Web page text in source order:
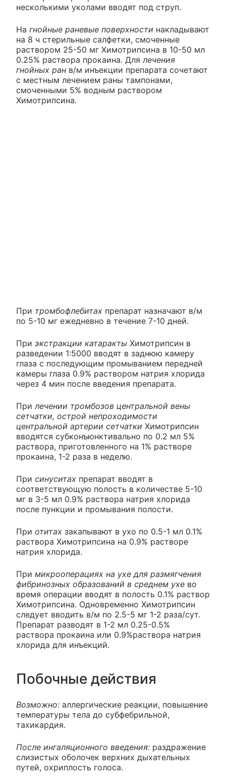
несколькими уколами вводят под струп.
На гнойные раневые поверхности накладывают
на 8 ч стерильные салфетки, смоченные
раствором 25-50 мг Химотрипсина в 10-50 мл
0.25% раствора прокаина. Длялечения
гнойных ран в/м инъекции препарата сочетают
с местным лечением раны тампонами,
смоченными 5% водным раствором
Химотрипсина.
При тромбофлебитах препарат назначают в/м
по 5-10 мг ежедневно в течение 7-10 дней.
При экстракции катаракты Химотрипсин в
разведении 1:5000 вводят в заднюю камеру
глаза с последующим промыванием передней
камеры глаза 0.9% раствором натрия хлорида
через 4 мин после введения препарата.
Прилечении тромбозов центральной вены
сетчатки, острой непроходимости
центральной артерии сетчатки Химотрипсин
вводятся субконъюнктивально по 0.2 мл 5%
раствора, приготовленного на 1% растворе
прокаина, 1-2 раза в неделю.
При синуситах препарат вводят в
соответствующую полость в количестве 5-10
мг в 3-5 мл 0.9% раствора натрия хлорида
после пункции и промывания полости.
При отитах закапывают в ухо по 0.5-1 мл 0.1%
раствора Химотрипсина на 0.9% растворе
натрия хлорида.
При микрооперациях на ухе для размягчения
фибринозных образований в среднем ухе во
время операции вводят в полость 0.1% раствор
Химотрипсина. Одновременно Химотрипсин
следует вводить в/м по 2.5-5 мг 1-2 раза/сут.
Препарат разводят в 1-2 мл 0.25-0.5%
раствора прокаина или 0.9%раствора натрия
хлорида для инъекций.
Побочные действия
Возможно: аллергические реакции, повышение
температуры тела до субфебрильной,
тахикардия.
После ингаляционного введения: раздражение
слизистых оболочек верхних дыхательных
путей, охриплость голоса.